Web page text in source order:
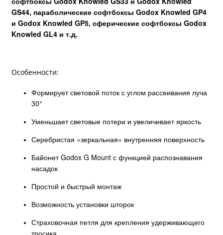
GS44, параболические софтбоксы Godox Knowled GP4
и Godox Knowled GP5, сферические софтбоксы Godox
Knowled GL4 и т.д.
Особенности:
Формирует световой поток с углом рассеивания луча
30°
Уменьшает световые потери и увеличивает яркость
Серебристая «зеркальная» внутренняя поверхность
Байонет Godox G Mount с функцией распознавания
насадок
Простой и быстрый монтаж
Возможность установки шторок
Страховочная петля для крепления удерживающего